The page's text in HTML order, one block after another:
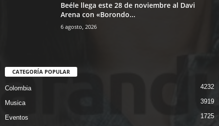
Beéle llega este 28 de noviembre al Davi
Arena con «Borondo...
6 agosto, 2026
CATEGORÍA POPULAR
Colombia 4232
Musica 3919
Eventos 1725